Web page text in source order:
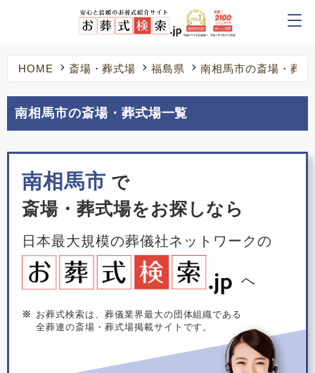
HOME 斎場・葬式場 福島県 南相馬市の斎場・葬式
南相馬市の斎場・葬式場一覧
南相馬市 で
斎場・葬式場をお探しなら
日本最大規模の葬儀社ネットワークの
へ
※
お葬式検索は、葬儀業界最大の団体組織である
全葬連の斎場・葬式場掲載サイトです。